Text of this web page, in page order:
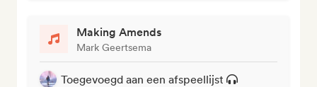
Making Amends
Mark Geertsema
Toegevoegd aan een afspeellijst